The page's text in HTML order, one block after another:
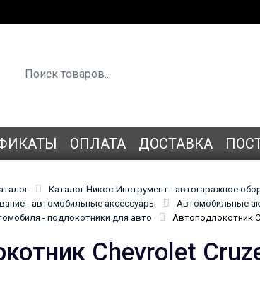
ОПЛАТА ДОСТАВКА
Каталог Никос-Инструмент - автогаражное
- автомобильные аксессуары
Автомобильные
- подлокотники для авто
Автоподлокотник
Chevrolet